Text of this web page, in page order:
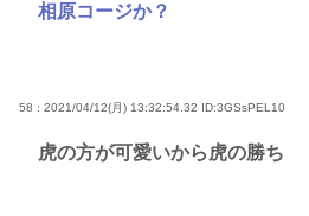
相原コージか？
58 : 2021/04/12(月) 13:32:54.32 ID:3GSsPEL10
虎の方が可愛いから虎の勝ち